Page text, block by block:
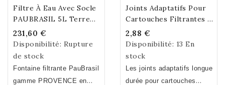
Filtre À Eau Avec Socle
PAUBRASIL 5L Terre
Cuite Brute - Émaillée
231,60 €
Disponibilité: Rupture
de stock
Fontaine filtrante PauBrasil
gamme PROVENCE en
Joints Adaptatifs Pour
Cartouches Filtrantes -
Lot De 2
2,88 €
Disponibilité: 13 En
stock
Les joints adaptatifs longue
durée pour cartouches